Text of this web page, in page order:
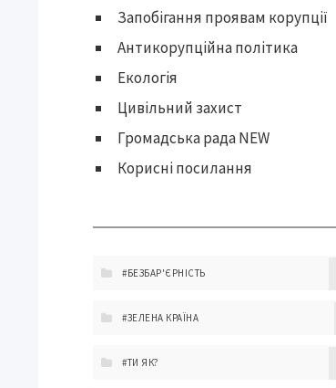
Запобігання проявам корупції
Антикорупційна політика
Екологія
Цивільний захист
Громадська рада NEW
Корисні посилання
#БЕЗБАР'ЄРНІСТЬ
#ЗЕЛЕНА КРАЇНА
#ТИ ЯК?